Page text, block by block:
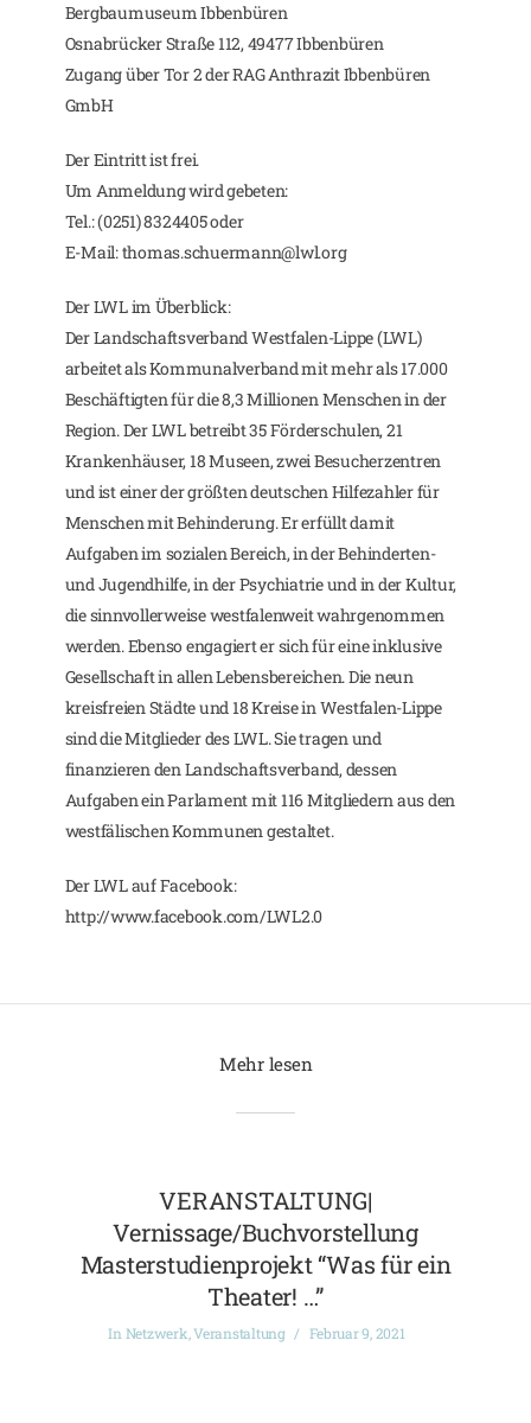
Bergbaumuseum Ibbenbüren
Osnabrücker Straße 112, 49477 Ibbenbüren
Zugang über Tor 2 der RAG Anthrazit Ibbenbüren
GmbH
Der Eintritt ist frei.
Um Anmeldung wird gebeten:
Tel.: (0251) 8324405 oder
E-Mail: thomas.schuermann@lwl.org
Der LWL im Überblick:
Der Landschaftsverband Westfalen-Lippe (LWL)
arbeitet als Kommunalverband mit mehr als 17.000
Beschäftigten für die 8,3 Millionen Menschen in der
Region. Der LWL betreibt 35 Förderschulen, 21
Krankenhäuser, 18 Museen, zwei Besucherzentren
und ist einer der größten deutschen Hilfezahler für
Menschen mit Behinderung. Er erfüllt damit
Aufgaben im sozialen Bereich, in der Behinderten-
und Jugendhilfe, in der Psychiatrie und in der Kultur,
die sinnvollerweise westfalenweit wahrgenommen
werden. Ebenso engagiert er sich für eine inklusive
Gesellschaft in allen Lebensbereichen. Die neun
kreisfreien Städte und 18 Kreise in Westfalen-Lippe
sind die Mitglieder des LWL. Sie tragen und
finanzieren den Landschaftsverband, dessen
Aufgaben ein Parlament mit 116 Mitgliedern aus den
westfälischen Kommunen gestaltet.
Der LWL auf Facebook:
http://www.facebook.com/LWL2.0
Mehr lesen
VERANSTALTUNG|
Vernissage/Buchvorstellung
Masterstudienprojekt “Was für ein
Theater! …”
In Netzwerk,Veranstaltung Februar 9, 2021